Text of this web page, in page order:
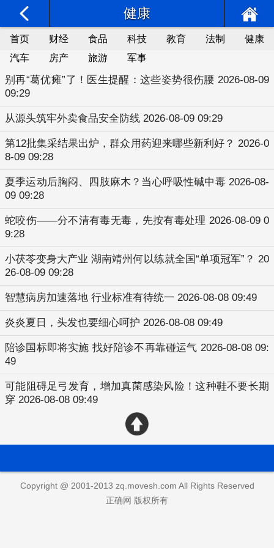
健康
首页 财经 食品 科技 教育 法制
健康
汽车
房产 旅游 军事
别再“葛优瘫”了！医生提醒：这些姿势很伤腰 2026-08-09
09:29
从源头筑牢外卖食品安全防线 2026-08-09 09:29
第12批集采结果出炉，群众用药迎来哪些新利好？ 2026-0
8-09 09:28
夏季运动后胸闷、四肢麻木？当心呼吸性碱中毒 2026-08-
09 09:28
蛇咬伤——分不清有毒无毒，先按有毒处理 2026-08-09 0
9:28
小茯苓变身大产业 湖南靖州何以练就全国“单项冠军”？ 20
26-08-09 09:28
智慧病房加速落地 行业标准有待统一 2026-08-08 09:49
炎炎夏日，头发也要细心呵护 2026-08-08 09:49
陪诊国标即将实施 找好陪诊不再靠碰运气 2026-08-08 09:
49
可能阻碍足弓发育，增加真菌感染风险！这种鞋不要长期
穿 2026-08-08 09:49
Copyright @ 2001-2013 zq.movesh.com All Rights Reserved
正确网 版权所有